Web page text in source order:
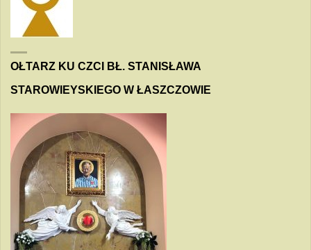
OŁTARZ KU CZCI BŁ. STANISŁAWA
STAROWIEYSKIEGO W ŁASZCZOWIE